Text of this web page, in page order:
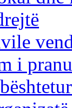
i